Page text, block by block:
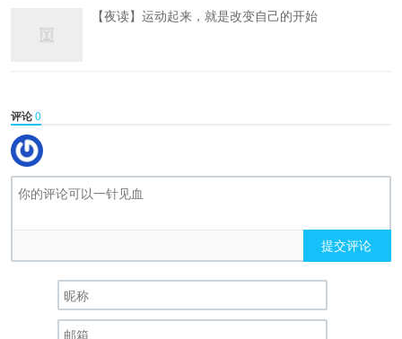
【夜读】运动起来，就是改变自己的开始
评论0
提交评论